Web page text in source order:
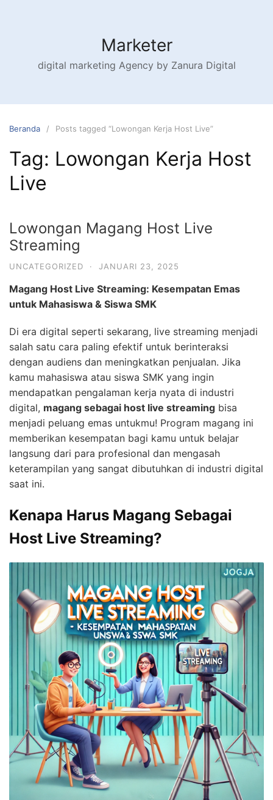
Marketer
digital marketing Agency by Zanura Digital
Beranda Posts tagged “Lowongan Kerja Host Live”
Tag: Lowongan Kerja Host
Live
Lowongan Magang Host Live
Streaming
UNCATEGORIZED · JANUARI 23, 2025
Magang Host Live Streaming: Kesempatan Emas
untuk Mahasiswa & Siswa SMK
Di era digital seperti sekarang, live streaming menjadi
salah satu cara paling efektif untuk berinteraksi
dengan audiens dan meningkatkan penjualan. Jika
kamu mahasiswa atau siswa SMK yang ingin
mendapatkan pengalaman kerja nyata di industri
digital, magang sebagai host live streaming bisa
menjadi peluang emas untukmu! Program magang ini
memberikan kesempatan bagi kamu untuk belajar
langsung dari para profesional dan mengasah
keterampilan yang sangat dibutuhkan di industri digital
saat ini.
Kenapa Harus Magang Sebagai
Host Live Streaming?